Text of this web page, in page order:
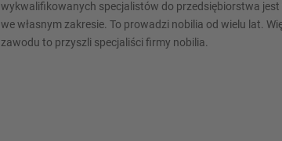
wykwalifikowanych specjalistów do przedsiębiorstwa
we własnym zakresie. To prowadzi nobilia od wielu lat.
zawodu to przyszli specjaliści firmy nobilia.